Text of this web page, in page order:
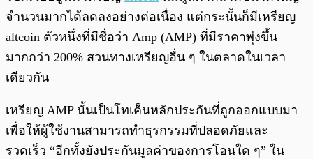
จำนวนมากได้ลดลงอย่างต่อเนื่อง แต่กระนั้นก็มีเหรียญ
altcoin ตัวหนึ่งที่มีชื่อว่า Amp (AMP) ที่มีราคาพุ่งขึ้น
มากกว่า 200% สวนทางเหรียญอื่น ๆ ในตลาดในเวลา
เดียวกัน
เหรียญ AMP นั้นเป็นโทเค็นหลักประกันที่ถูกออกแบบมา
เพื่อให้ผู้ใช้งานสามารถทำธุรกรรมที่ปลอดภัยและ
รวดเร็ว “อีกทั้งยังประกันมูลค่าของการโอนใด ๆ” ใน